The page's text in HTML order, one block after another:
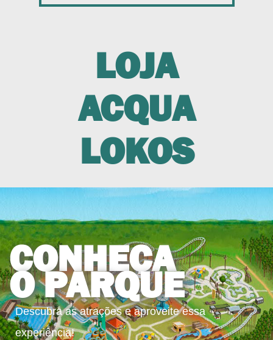
LOJA
ACQUA
LOKOS
CONHEÇA
O PARQUE
Descubra as atrações e aproveite essa
experiência!